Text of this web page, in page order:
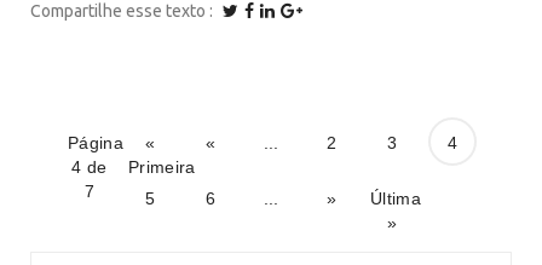
Compartilhe esse texto
Página
4 de
7
«
Primeira
« ... 2 3 4
5 6 ... »
Última
»